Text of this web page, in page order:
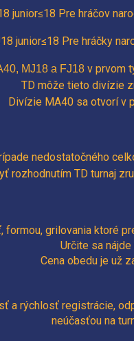
junior≤18 Pre hráčov
junior≤18 Pre hráčky
MJ18 a FJ18 v prvom
TD môže tieto divízie
Divízie MA40 sa otvorí v
nedostatočného
rozhodnutím TD turnaj
formou, grilovania ktoré
Určite sa
Cena obedu je už
a rýchlosť registrácie,
neúčasťou na